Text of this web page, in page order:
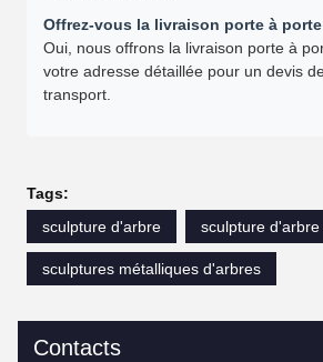
Offrez-vous la livraison porte à
Oui, nous offrons la livraison porte à
votre adresse détaillée pour un devis
transport.
Tags:
sculpture d'arbre
sculpture
sculptures métalliques d'arbres
Contacts